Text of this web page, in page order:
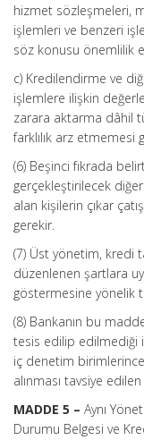
hizmet sözleşmeleri,
işlemleri ve benzeri
söz konusu önemlilik
c) Kredilendirme ve
işlemlere ilişkin
zarara aktarma dâhil
farklılık arz etmemesi
(6) Beşinci fıkrada
gerçekleştirilecek
alan kişilerin çıkar
gerekir.
(7) Üst yönetim, kredi
düzenlenen şartlara
göstermesine yönelik
(8) Bankanın bu
tesis edilip edilmediği
iç denetim
alınması tavsiye
MADDE 5 – Aynı
Durumu Belgesi ve